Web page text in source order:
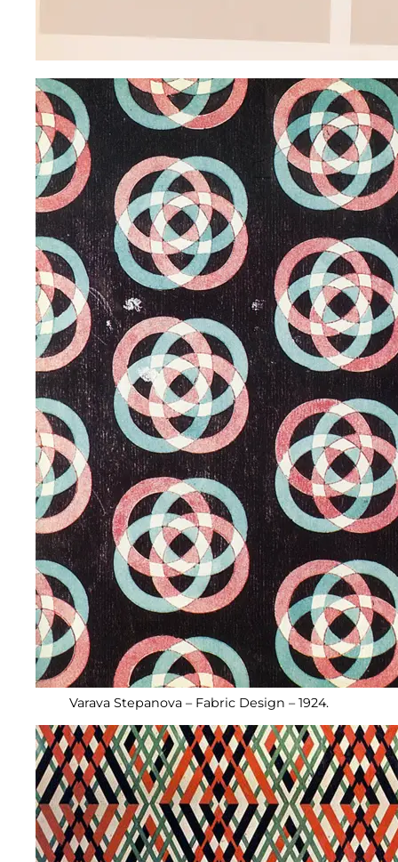
Varava Stepanova – Fabric Design – 1924.